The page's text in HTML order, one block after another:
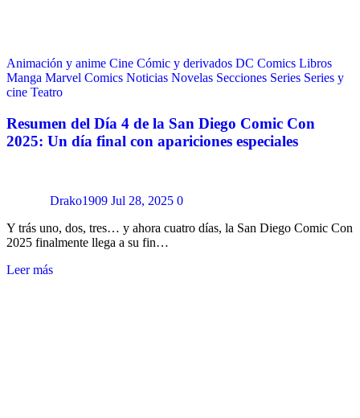
Animación y anime Cine Cómic y derivados DC Comics Libros
Manga Marvel Comics Noticias Novelas Secciones Series Series y
cine Teatro
Resumen del Día 4 de la San Diego Comic Con
2025: Un día final con apariciones especiales
Drako1909 Jul 28, 2025 0
Y trás uno, dos, tres… y ahora cuatro días, la San Diego Comic Con
2025 finalmente llega a su fin…
Leer más